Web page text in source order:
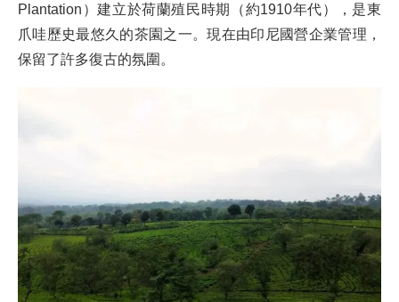
Plantation）建立於荷蘭殖民時期（約1910年代），是東
爪哇歷史最悠久的茶園之一。現在由印尼國營企業管理，
保留了許多復古的氛圍。